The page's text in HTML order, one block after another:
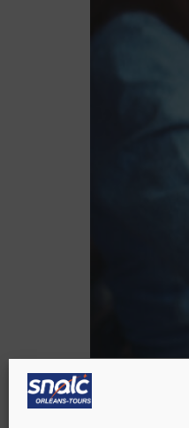
En tant que